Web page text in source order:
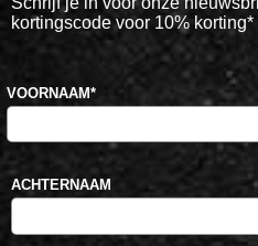
kortingscode voor 10% korting*
VOORNAAM*
ACHTERNAAM